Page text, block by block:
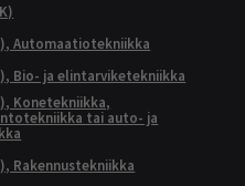
Automaatiotekniikka
Bio- ja elintarviketekniikka
Konetekniikka,
tai auto- ja
Rakennustekniikka